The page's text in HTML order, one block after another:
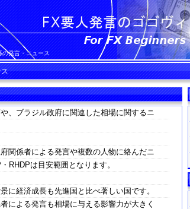
の発言・ニュース
、ブラジル政府に関連した相場に関するニ
関係者による発言や複数の人物に絡んだニ
RHDPは目安範囲となります。
に経済成長も先進国と比べ著しい国です。
による発言も相場に与える影響力が大きく